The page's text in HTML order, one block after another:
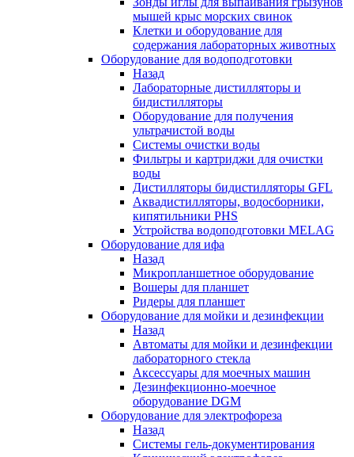
мышей крыс морских свинок
Клетки и оборудование для
содержания лабораторных животных
Оборудование для водоподготовки
Назад
Лабораторные дистилляторы и
бидистилляторы
Оборудование для получения
ультрачистой воды
Системы очистки воды
Фильтры и картриджи для очистки
воды
Дистилляторы бидистилляторы GFL
Аквадистилляторы, водосборники,
кипятильники PHS
Устройства водоподготовки MELAG
Оборудование для ифа
Назад
Микропланшетное оборудование
Вошеры для планшет
Ридеры для планшет
Оборудование для мойки и дезинфекции
Назад
Автоматы для мойки и дезинфекции
лабораторного стекла
Аксессуары для моечных машин
Дезинфекционно-моечное
оборудование DGM
Оборудование для электрофореза
Назад
Системы гель-документирования